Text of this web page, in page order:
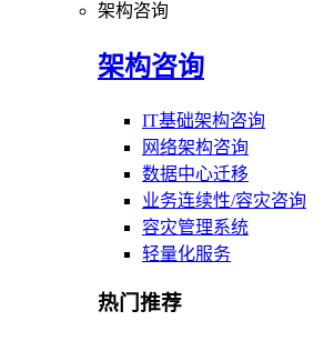
架构咨询
架构咨询
IT基础架构咨询
网络架构咨询
数据中心迁移
业务连续性/容灾咨询
容灾管理系统
轻量化服务
热门推荐